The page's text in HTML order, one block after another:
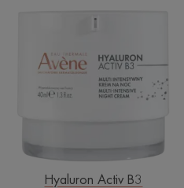
Multiintensywny
na
noc
Hyaluron Activ B3